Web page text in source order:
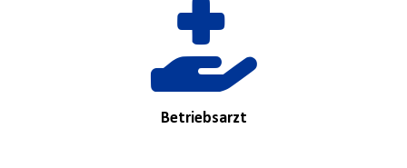
Betriebsarzt